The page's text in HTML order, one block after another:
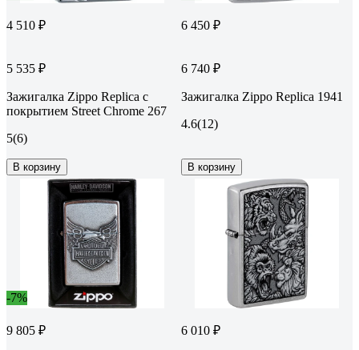
4 510 ₽
5 535 ₽
Зажигалка Zippo Replica с
покрытием Street Chrome 267
5(6)
В корзину
6 450 ₽
6 740 ₽
Зажигалка Zippo Replica 1941
4.6(12)
В корзину
-7%
9 805 ₽ 6 010 ₽